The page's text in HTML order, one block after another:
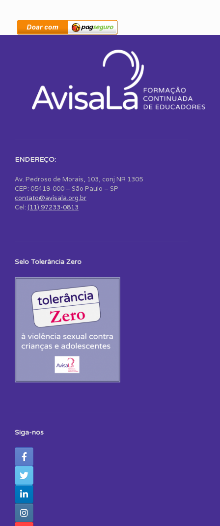
ENDEREÇO:
Av. Pedroso de Morais, 103, conj NR 1305
CEP: 05419-000 – São Paulo – SP
contato@avisala.org.br
Cel: (11) 97233-0813
Selo Tolerância Zero
Siga-nos